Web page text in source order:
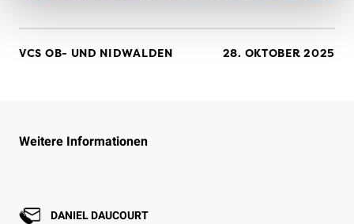
VCS OB- UND NIDWALDEN 28. OKTOBER 2025
Weitere Informationen
DANIEL DAUCOURT